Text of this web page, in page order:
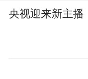
央视迎来新主播